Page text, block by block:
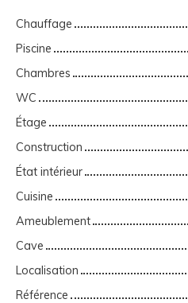
Chauffage
Piscine
Chambres
WC
Étage
Construction
État intérieur
Cuisine
Ameublement
Cave
Localisation
Référence